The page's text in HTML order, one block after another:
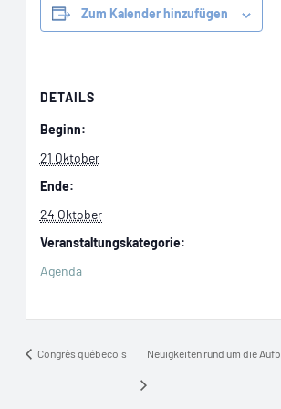
Zum Kalender hinzufügen
DETAILS
Beginn:
21 Oktober
Ende:
24 Oktober
Veranstaltungskategorie:
Agenda
Congrès québecois Neuigkeiten rund um die